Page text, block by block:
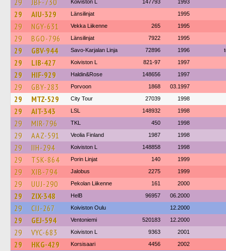
29 JBF-730 Koiviston L 147793 1993
29 AIU-329 Länsilinjat 1995
29 NGY-631 Vekka Liikenne 265 1995
29 BGO-796 Länsilinjat 7922 1995
29 GBV-944 Savo-Karjalan Linja 72896 1996
29 LIB-427 Koiviston L 821-97 1997
29 HIF-929 Haldin&Rose 148656 1997
29 GBY-283 Porvoon 1868 03.1997
29 MTZ-529 City Tour 27039 1998
29 AIT-343 LSL 148932 1998
29 MIR-796 TKL 450 1998
29 AAZ-591 Veolia Finland 1987 1998
29 IIH-294 Koiviston L 148858 1998
29 TSK-864 Porin Linjat 140 1999
29 XIB-794 Jalobus 2275 1999
29 UUJ-290 Pekolan Liikenne 161 2000
29 ZIX-348 HelB 96957 06.2000
29 CIJ-267 Koiviston Oulu 12.2000
29 GEJ-594 Ventoniemi 520183 12.2000
29 VYC-683 Koiviston L 9363 2001
29 HKG-429 Korsisaari 4456 2002